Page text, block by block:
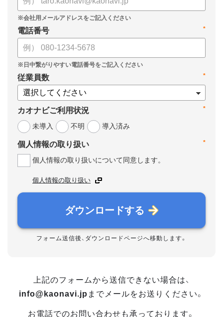
*
電話番号
*
従業員数
*
カオナビご利用状況
未導入
不明 導入済み
*
個人情報の取り扱い
個人情報の取り扱いについて同意します。
個人情報の取り扱い
ダウンロードする
フォーム送信後、ダウンロードページへ移動します。
上記のフォームから送信できない場合は、
info@kaonavi.jp までメールをお送りください。
お電話でのお問い合わせも承っております。